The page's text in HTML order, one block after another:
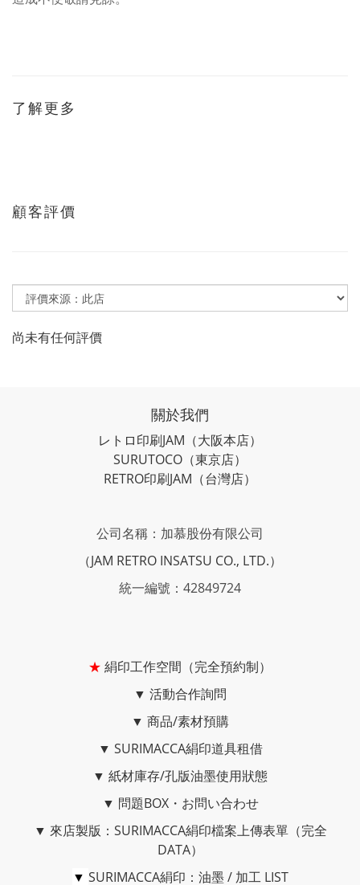
了解更多
顧客評價
尚未有任何評價
關於我們
レトロ印刷JAM （大阪本店）
SURUTOCO （東京店）
RETRO印刷JAM （台灣店）
公司名稱：加慕股份有限公司
（JAM RETRO INSATSU CO., LTD.）
統一編號：42849724
★ 絹印工作空間（完全預約制）
▼ 活動合作詢問
▼ 商品/素材預購
▼ SURIMACCA絹印道具租借
▼ 紙材庫存/孔版油墨使用狀態
▼ 問題BOX・お問い合わせ
▼ 來店製版：SURIMACCA絹印檔案上傳表單（完全
DATA）
▼ SURIMACCA絹印：油墨 / 加工 LIST